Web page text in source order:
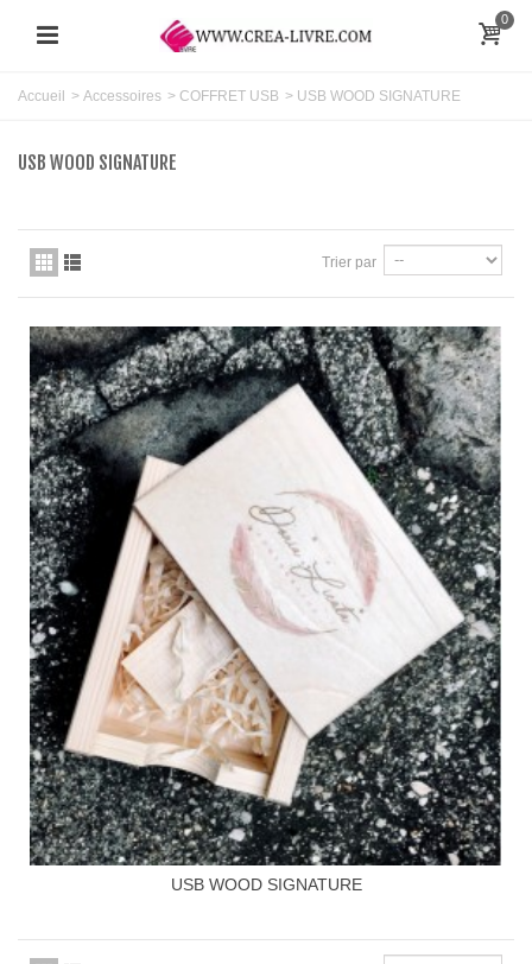
0
Accueil > Accessoires > COFFRET USB > USB WOOD SIGNATURE
USB WOOD SIGNATURE
Trier par
USB WOOD SIGNATURE